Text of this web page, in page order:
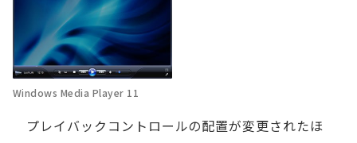
Windows Media Player 11
プレイバックコントロールの配置が変更されたほ